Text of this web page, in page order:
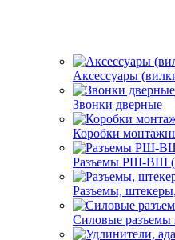
Аксессуары
Звонки дверные
Коробки
Разъемы РШ-ВШ
Разъемы,
Силовые разъемы